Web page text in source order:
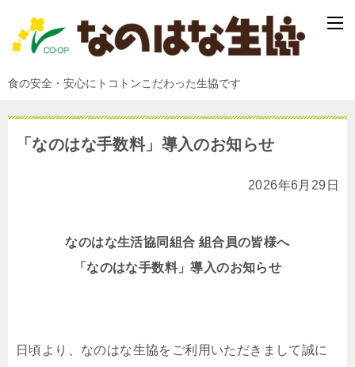
食の安全・安心にトコトンこだわった生協です
「なのはな手数料」導入のお知らせ
2026年6月29日
なのはな生活協同組合 組合員の皆様へ
「なのはな手数料」導入のお知らせ
日頃より、なのはな生協をご利用いただきまして誠に